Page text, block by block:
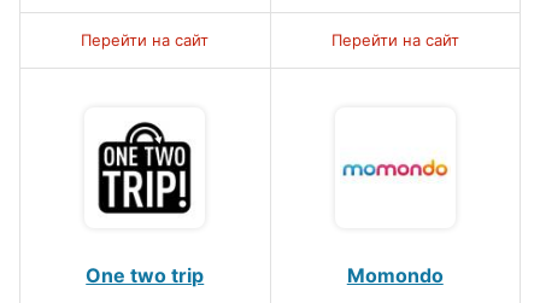
Перейти на сайт Перейти на сайт
One two trip Momondo